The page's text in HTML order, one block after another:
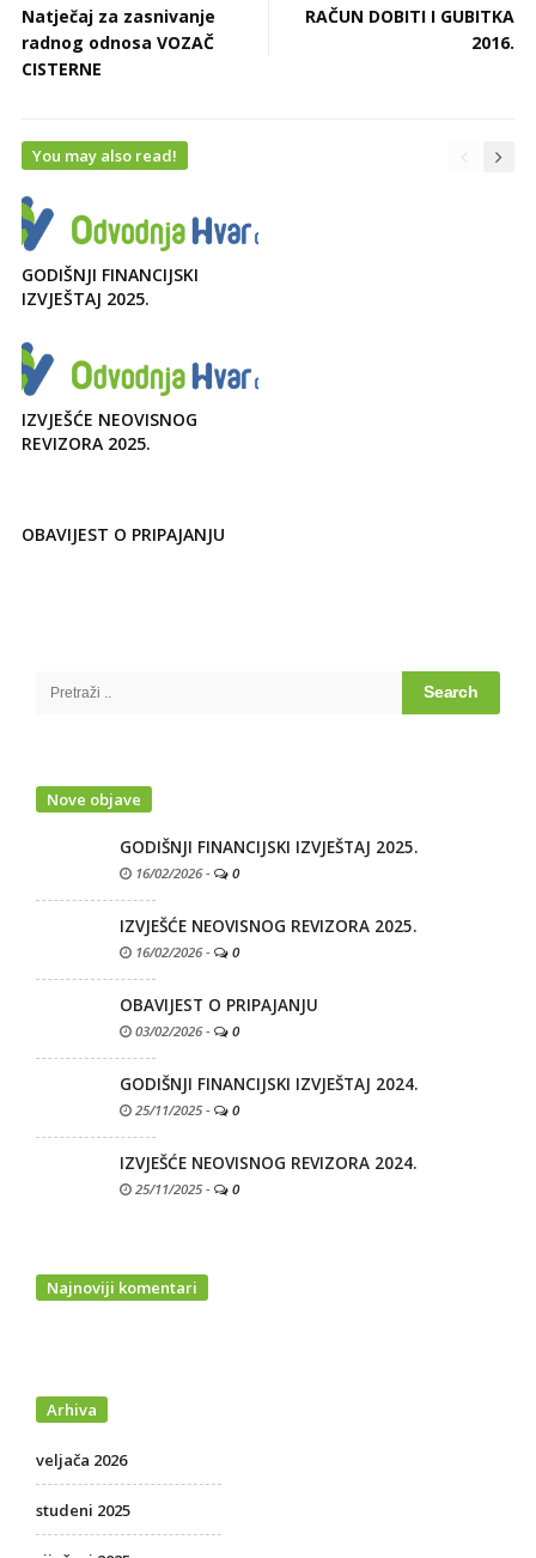
Natječaj za zasnivanje
radnog odnosa VOZAČ
CISTERNE
RAČUN DOBITI I GUBITKA
2016.
You may also read!
GODIŠNJI FINANCIJSKI
IZVJEŠTAJ 2025.
IZVJEŠĆE NEOVISNOG
REVIZORA 2025.
OBAVIJEST O PRIPAJANJU
Search
Nove objave
GODIŠNJI FINANCIJSKI IZVJEŠTAJ 2025.
16/02/2026- 0
IZVJEŠĆE NEOVISNOG REVIZORA 2025.
16/02/2026- 0
OBAVIJEST O PRIPAJANJU
03/02/2026- 0
GODIŠNJI FINANCIJSKI IZVJEŠTAJ 2024.
25/11/2025 - 0
IZVJEŠĆE NEOVISNOG REVIZORA 2024.
25/11/2025 - 0
Najnoviji komentari
Arhiva
veljača 2026
studeni 2025